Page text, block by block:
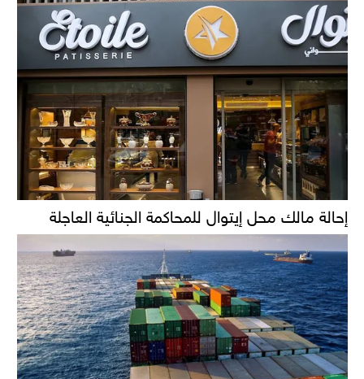
إحالة مالك محل إيتوال للمحاكمة الجنائية العاجلة